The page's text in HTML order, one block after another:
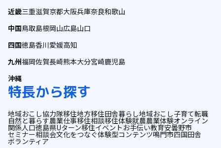
近畿三重滋賀京都大阪兵庫奈良和歌山
中国鳥取島根岡山広島山口
四国徳島香川愛媛高知
九州福岡佐賀長崎熊本大分宮崎鹿児島
沖縄
特長から探す
地域おこし協力隊移住地方移住田舎暮らし地域おこし子育て転職
自然と暮らす農業仕事移住相談移住体験就農農業体験オンライン
関係人口徳島県Uターン移住イベントお手伝い教育安曇野市
セミナー相談会文化をつなぐ体験型コンテンツ鳴門市四国田舎
ボランティア